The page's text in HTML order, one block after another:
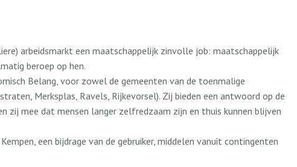
arbeidsmarkt een maatschappelijk zinvolle job: maatschappelijk
beroep op hen.
Belang, voor zowel de gemeenten van de toenmalige
Merksplas, Ravels, Rijkevorsel). Zij bieden een antwoord op de
zij mee dat mensen langer zelfredzaam zijn en thuis kunnen blijven
een bijdrage van de gebruiker, middelen vanuit contingenten